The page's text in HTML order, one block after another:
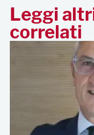
Leggi
correlati